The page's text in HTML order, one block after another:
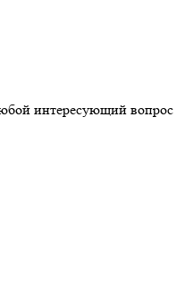
интересующий вопрос